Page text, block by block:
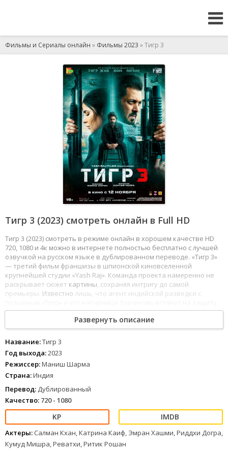
Фильмы и Сериалы онлайн » Фильмы 2023 » Тигр 3
Тигр 3 (2023) смотреть онлайн в Full HD
Тигр 3 (2023) смотреть в режиме онлайн в хорошем качестве HD
720, 1080 и 4к можно в интернете полностью бесплатно с лучшей
озвучкой на русском языке в дублированном переводе. «Тигр 3»
— третий фильм франшизы в шпионской киновселенной
крупнейшей студии «Yash Raj». Команда проекта намеренно не
раскрывает сюжет картины, сохраняя интригу до самой
премьеры. Известно лишь, что агент индийской разведки с
справедливости.
Развернуть описание
Название:Тигр 3
Год выхода:2023
Режиссер:Маниш Шарма
Страна:Индия
Перевод: Дублированный
Качество: 720 - 1080
Актеры: Салман Кхан, Катрина Каиф, Эмран Хашми, Риддхи Догра,
Кумуд Мишра, Реватхи, Ритик Рошан